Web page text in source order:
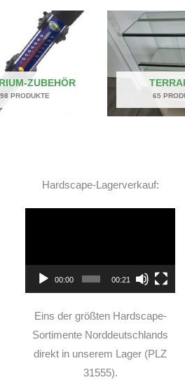
ZUBEHÖR
PRODUKTE 65
Schienen für
hat DHL die
wirklich
Hab
Hardscape-Lagerverkauf:
00:00 00:21
Eins der größten Hardscape-
Sortimente Norddeutschlands
direkt in unserem Lager (PLZ
31555).